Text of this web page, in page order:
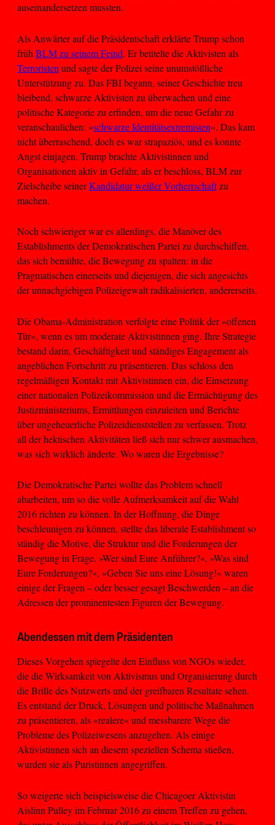
auseinandersetzen mussten.
Als Anwärter auf die Präsidentschaft erklärte Trump schon
früh BLM zu seinem Feind. Er betitelte die Aktivisten als
Terroristen und sagte der Polizei seine unumstößliche
Unterstützung zu. Das FBI begann, seiner Geschichte treu
bleibend, schwarze Aktivisten zu überwachen und eine
politische Kategorie zu erfinden, um die neue Gefahr zu
veranschaulichen: »schwarze Identitätsextremisten«. Das kam
nicht überraschend, doch es war strapaziös, und es konnte
Angst einjagen. Trump brachte Aktivistinnen und
Organisationen aktiv in Gefahr, als er beschloss, BLM zur
Zielscheibe seinerKandidatur weißer Vorherrschaftzu
machen.
Noch schwieriger war es allerdings, die Manöver des
Establishments der Demokratischen Partei zu durchschiffen,
das sich bemühte, die Bewegung zu spalten: in die
Pragmatischen einerseits und diejenigen, die sich angesichts
der unnachgiebigen Polizeigewalt radikalisierten, andererseits.
Die Obama-Administration verfolgte eine Politik der »offenen
Tür«, wenn es um moderate Aktivistinnen ging. Ihre Strategie
bestand darin, Geschäftigkeit und ständiges Engagement als
angeblichen Fortschritt zu präsentieren. Das schloss den
regelmäßigen Kontakt mit Aktivistinnen ein, die Einsetzung
einer nationalen Polizeikommission und die Ermächtigung des
Justizministeriums, Ermittlungen einzuleiten und Berichte
über ungeheuerliche Polizeidienststellen zu verfassen. Trotz
all der hektischen Aktivitäten ließ sich nur schwer ausmachen,
was sich wirklich änderte. Wo waren die Ergebnisse?
Die Demokratische Partei wollte das Problem schnell
abarbeiten, um so die volle Aufmerksamkeit auf die Wahl
2016 richten zu können. In der Hoffnung, die Dinge
beschleunigen zu können, stellte das liberale Establishment so
ständig die Motive, die Struktur und die Forderungen der
Bewegung in Frage. »Wer sind Eure Anführer?«, »Was sind
Eure Forderungen?«, »Geben Sie uns eine Lösung!« waren
einige der Fragen – oder besser gesagt Beschwerden – an die
Adressen der prominentesten Figuren der Bewegung.
Abendessen mit dem Präsidenten
Dieses Vorgehen spiegelte den Einfluss von NGOs wieder,
die die Wirksamkeit von Aktivismus und Organisierung durch
die Brille des Nutzwerts und der greifbaren Resultate sehen.
Es entstand der Druck, Lösungen und politische Maßnahmen
zu präsentieren, als »realere« und messbarere Wege die
Probleme des Polizeiwesens anzugehen. Als einige
Aktivistinnen sich an diesem speziellen Schema stießen,
wurden sie als Puristinnen angegriffen.
So weigerte sich beispielsweise die Chicagoer Aktivistin
Aislinn Pulley im Februar 2016 zu einem Treffen zu gehen,